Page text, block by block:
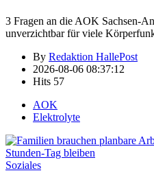
3 Fragen an die AOK Sachsen-
unverzichtbar für viele
By Redaktion HallePost
2026-08-06 08:37:12
Hits 57
AOK
Elektrolyte
Soziales